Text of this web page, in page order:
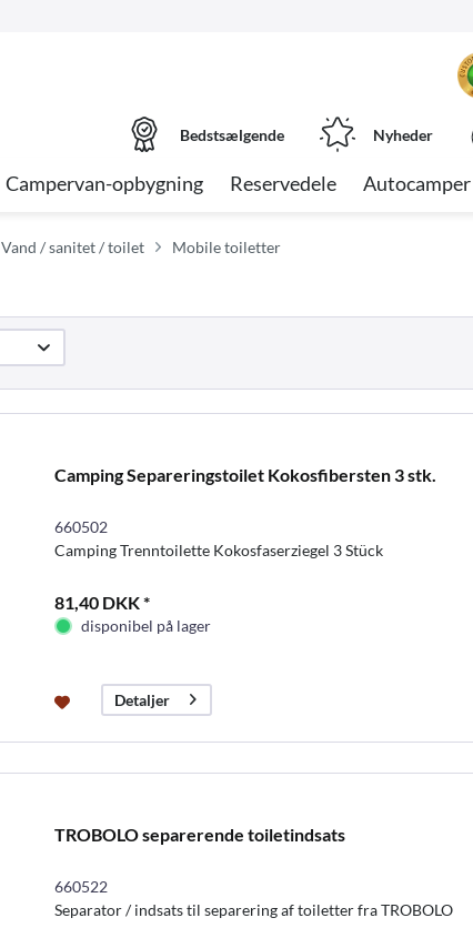
Bedstsælgende Nyheder
Campervan-opbygning Reservedele
Vand / sanitet / toilet Mobile toiletter
Camping Separeringstoilet Kokosfibersten 3 stk.
660502
Camping Trenntoilette Kokosfaserziegel 3 Stück
81,40 DKK *
disponibel på lager
Detaljer
TROBOLO separerende toiletindsats
660522
Separator / indsats til separering af toiletter fra TROBOLO